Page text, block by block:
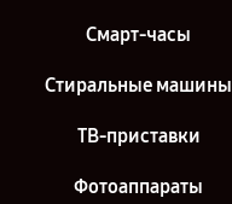
Смарт-часы
Стиральные машины
ТВ-приставки
Фотоаппараты